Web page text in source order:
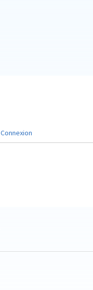
Connexion